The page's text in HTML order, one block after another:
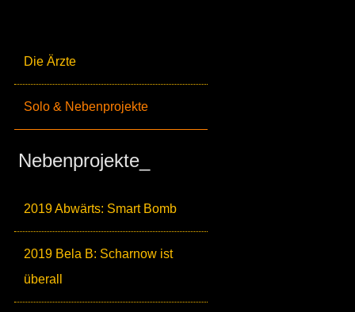
Die Ärzte
Solo & Nebenprojekte
Nebenprojekte_
2019 Abwärts: Smart Bomb
2019 Bela B: Scharnow ist
überall